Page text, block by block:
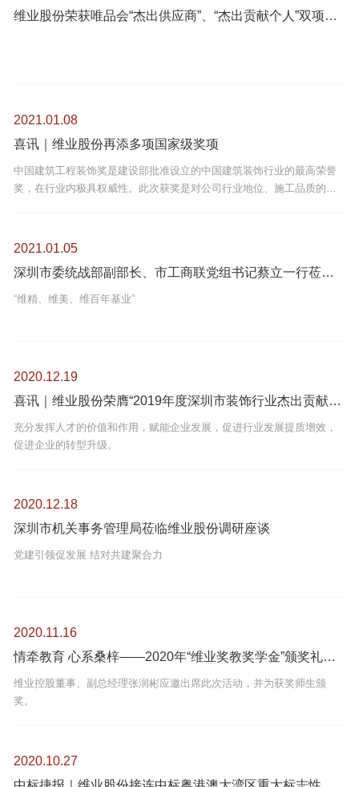
维业股份荣获唯品会“杰出供应商”、“杰出贡献个人”双项荣誉称号
2021.01.08
喜讯｜维业股份再添多项国家级奖项
中国建筑工程装饰奖是建设部批准设立的中国建筑装饰行业的最高荣誉
奖，在行业内极具权威性。此次获奖是对公司行业地位、施工品质的充
2021.01.05
深圳市委统战部副部长、市工商联党组书记蔡立一行莅临维业股份调研
“维精、维美、维百年基业”
2020.12.19
喜讯｜维业股份荣膺“2019年度深圳市装饰行业杰出贡献企业”
充分发挥人才的价值和作用，赋能企业发展，促进行业发展提质增效，
促进企业的转型升级。
2020.12.18
深圳市机关事务管理局莅临维业股份调研座谈
党建引领促发展 结对共建聚合力
2020.11.16
情牵教育 心系桑梓——2020年“维业奖教奖学金”颁奖礼在陆河隆重举行
维业控股董事、副总经理张润彬应邀出席此次活动，并为获奖师生颁
奖。
2020.10.27